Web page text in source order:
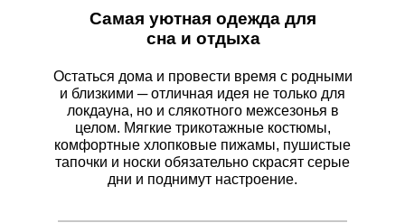
Остаться дома и провести время с родными
и близкими ─ отличная идея не только для
локдауна, но и слякотного межсезонья в
целом. Мягкие трикотажные костюмы,
комфортные хлопковые пижамы, пушистые
тапочки и носки обязательно скрасят серые
дни и поднимут настроение.
Самая уютная одежда для
сна и отдыха